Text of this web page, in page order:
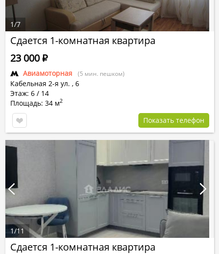
Сдается 1-комнатная квартира
Авиамоторная (5 мин. пешком)
Кабельная 2-я ул. , 6
Этаж: 6 / 14
Площадь: 34 м2
23 000Р
Показать телефон
1/7
Сдается 1-комнатная квартира
1/11